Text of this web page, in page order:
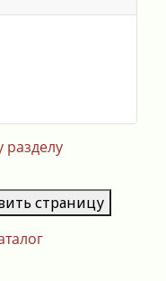
разделу
страницу